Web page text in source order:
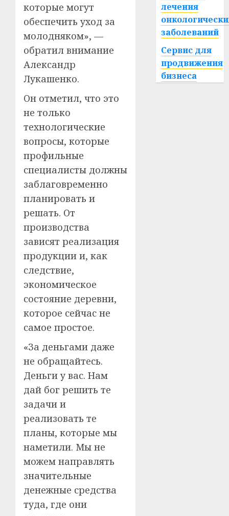
которые могут
обеспечить уход за
молодняком», —
обратил внимание
Александр
Лукашенко.
Он отметил, что это
не только
технологические
вопросы, которые
профильные
специалисты должны
заблаговременно
планировать и
решать. От
производства
зависят реализация
продукции и, как
следствие,
экономическое
состояние деревни,
которое сейчас не
самое простое.
«За деньгами даже
не обращайтесь.
Деньги у вас. Нам
дай бог решить те
задачи и
реализовать те
планы, которые мы
наметили. Мы не
можем направлять
значительные
денежные средства
туда, где они
лечения
заболеваний
Сервис для
продвижения
бизнеса